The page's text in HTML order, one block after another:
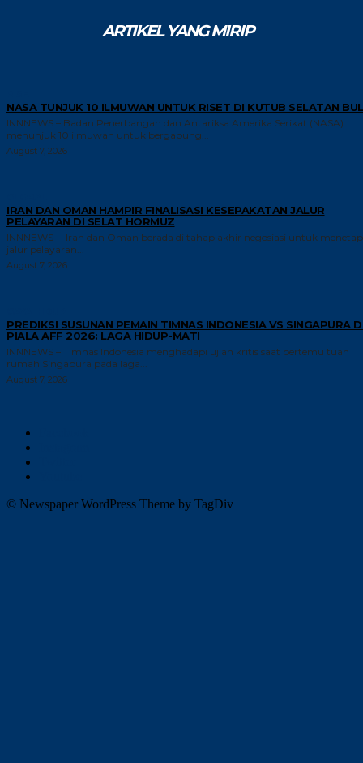
ARTIKEL YANG MIRIP
NASA TUNJUK 10 ILMUWAN UNTUK RISET DI KUTUB SELATAN
INNNEWS – Badan Penerbangan dan Antariksa Amerika Serikat (NASA)
menunjuk 10 ilmuwan untuk bergabung...
August 7, 2026
IRAN DAN OMAN HAMPIR FINALISASI KESEPAKATAN JALUR
PELAYARAN DI SELAT HORMUZ
INNNEWS – Iran dan Oman berada di tahap akhir negosiasi untuk
jalur pelayaran...
August 7, 2026
PREDIKSI SUSUNAN PEMAIN TIMNAS INDONESIA VS SINGAPURA
PIALA AFF 2026: LAGA HIDUP-MATI
INNNEWS – Timnas Indonesia menghadapi ujian kritis saat bertemu tuan
rumah Singapura pada laga...
August 7, 2026
© Newspaper WordPress Theme by TagDiv